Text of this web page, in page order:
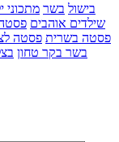
בישול בשר מתכוני
שילדים אוהבים
פסטה בשרית פסטה
בשר בקר טחון